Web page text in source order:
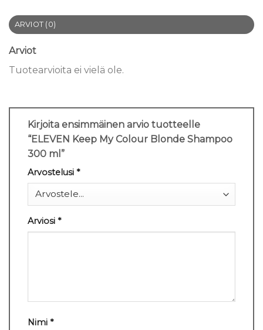
ARVIOT (0)
Arviot
Tuotearvioita ei vielä ole.
Kirjoita ensimmäinen arvio tuotteelle
“ELEVEN Keep My Colour Blonde Shampoo
300 ml”
Arvostelusi *
Arviosi *
Nimi *